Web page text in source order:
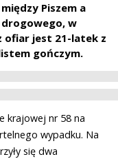
Piszem a
drogowego, w
ofiar jest 21-latek z
gończym.
krajowej nr 58 na
wypadku. Na
się dwa